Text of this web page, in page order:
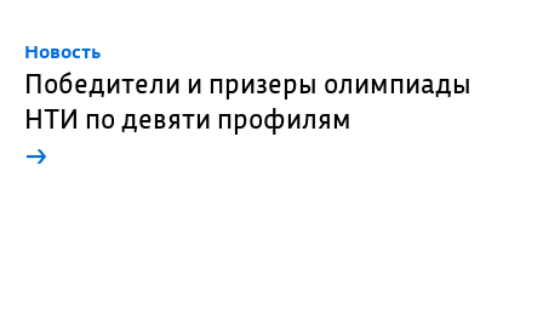
Новость
Победители и призеры олимпиады
НТИ по девяти профилям
→